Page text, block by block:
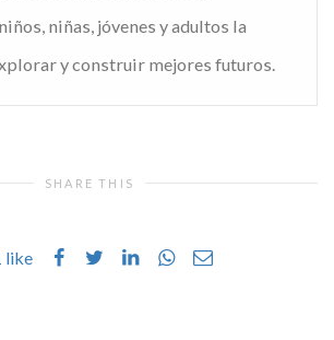
niñas, jóvenes y adultos la
y construir mejores futuros.
SHARE THIS
like